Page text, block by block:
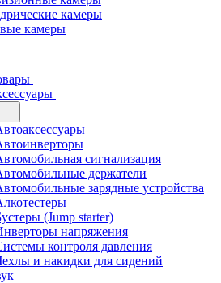
камеры
камеры
сигнализация
держатели
зарядные устройства
(Jump starter)
напряжения
контроля давления
и накидки для сидений